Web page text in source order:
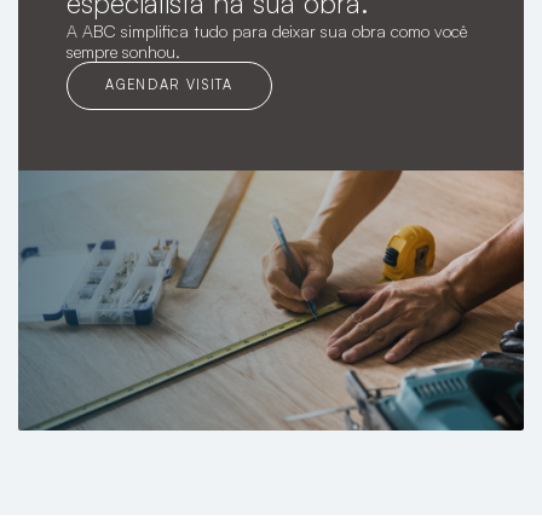
A ABC simplifica tudo para deixar sua obra como você
sempre sonhou.
AGENDAR VISITA